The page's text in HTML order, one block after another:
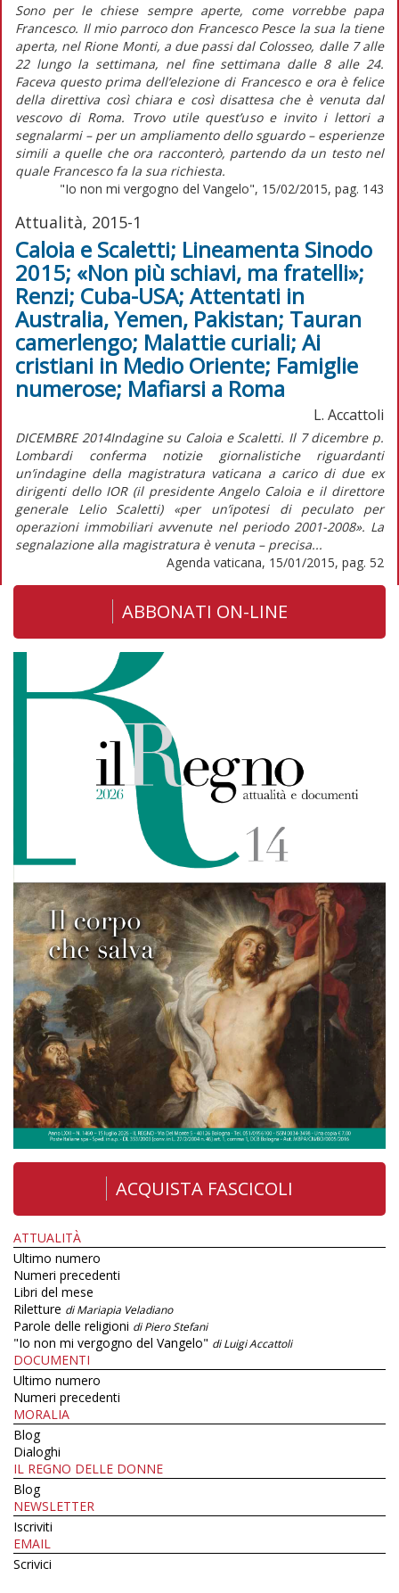
Sono per le chiese sempre aperte, come vorrebbe papa
Francesco. Il mio parroco don Francesco Pesce la sua la tiene
aperta, nel Rione Monti, a due passi dal Colosseo, dalle 7 alle
22 lungo la settimana, nel fine settimana dalle 8 alle 24.
Faceva questo prima dell’elezione di Francesco e ora è felice
della direttiva così chiara e così disattesa che è venuta dal
vescovo di Roma. Trovo utile quest’uso e invito i lettori a
segnalarmi – per un ampliamento dello sguardo – esperienze
simili a quelle che ora racconterò, partendo da un testo nel
quale Francesco fa la sua richiesta.
"Io non mi vergogno del Vangelo", 15/02/2015, pag. 143
Attualità, 2015-1
Caloia e Scaletti; Lineamenta Sinodo
2015; «Non più schiavi, ma fratelli»;
Renzi; Cuba-USA; Attentati in
Australia, Yemen, Pakistan; Tauran
camerlengo; Malattie curiali; Ai
cristiani in Medio Oriente; Famiglie
numerose; Mafiarsi a Roma
L. Accattoli
DICEMBRE 2014Indagine su Caloia e Scaletti. Il 7 dicembre p.
Lombardi conferma notizie giornalistiche riguardanti
un’indagine della magistratura vaticana a carico di due ex
dirigenti dello IOR (il presidente Angelo Caloia e il direttore
generale Lelio Scaletti) «per un’ipotesi di peculato per
operazioni immobiliari avvenute nel periodo 2001-2008». La
segnalazione alla magistratura è venuta – precisa...
Agenda vaticana, 15/01/2015, pag. 52
ABBONATI ON-LINE
ACQUISTA FASCICOLI
ATTUALITÀ
Ultimo numero
Numeri precedenti
Libri del mese
Riletture di Mariapia Veladiano
Parole delle religioni di Piero Stefani
"Io non mi vergogno del Vangelo" di Luigi Accattoli
DOCUMENTI
Ultimo numero
Numeri precedenti
MORALIA
Blog
Dialoghi
IL REGNO DELLE DONNE
Blog
NEWSLETTER
Iscriviti
EMAIL
Scrivici